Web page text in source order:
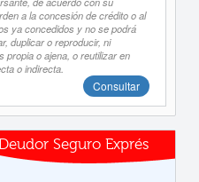
a la concesión de crédito o al
ya concedidos y no se podrá
duplicar o reproducir, ni
propia o ajena, o reutilizar en
o indirecta.
Consultar
Seguro Exprés